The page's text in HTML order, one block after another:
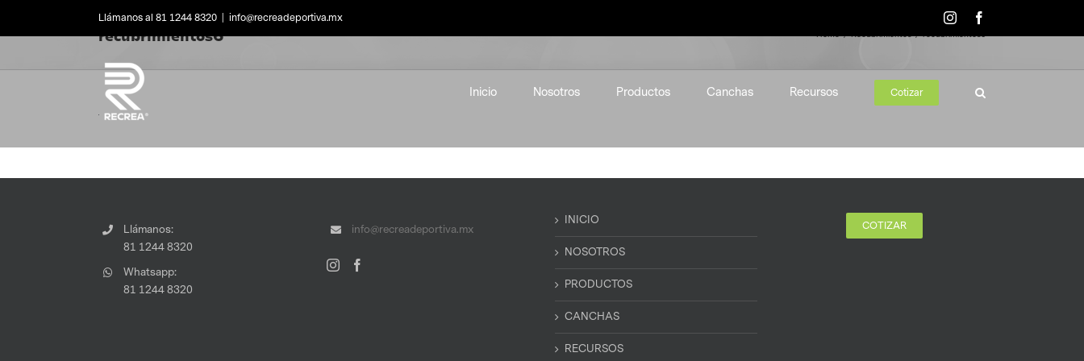
content
Llámanos al 81 1244 8320 info@recreadeportiva.mx Instagram
Inicio Nosotros Productos Canchas Recursos Cotizar
recubrimientos6 Home Recubrimientos recubrimientos6
Llámanos:
81 1244 8320
Whatsapp:
81 1244 8320
info@recreadeportiva.mx
INICIO
NOSOTROS
PRODUCTOS
CANCHAS
RECURSOS
COTIZAR